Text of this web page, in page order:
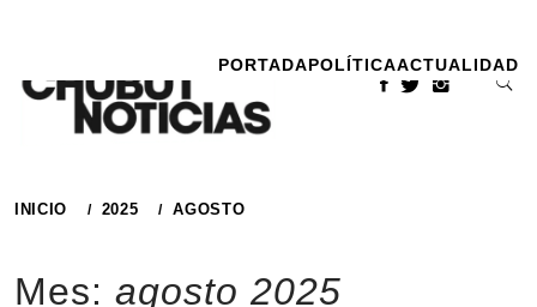
contenido
PORTADAPOLÍTICAACTUALIDAD
INICIO 2025 AGOSTO
Mes: agosto 2025